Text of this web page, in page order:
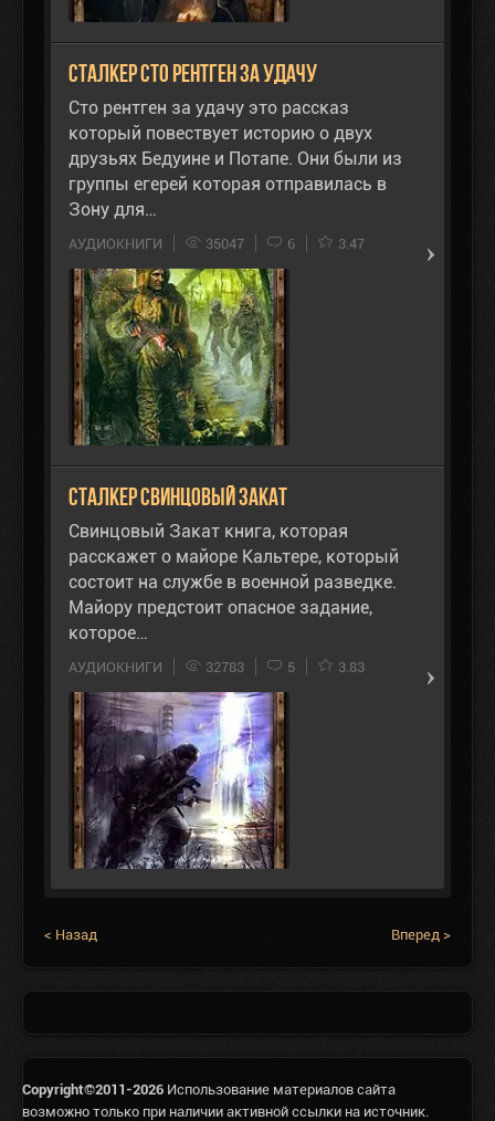
Сталкер Сто рентген за удачу
Сто рентген за удачу это рассказ
который повествует историю о двух
друзьях Бедуине и Потапе. Они были из
группы егерей которая отправилась в
Зону для…
АУДИОКНИГИ 35047 6 3.47
Сталкер Свинцовый Закат
Свинцовый Закат книга, которая
расскажет о майоре Кальтере, который
состоит на службе в военной разведке.
Майору предстоит опасное задание,
которое…
АУДИОКНИГИ 32783 5 3.83
< Назад Вперед >
Copyright©2011-2026 Использование материалов сайта
возможно только при наличии активной ссылки на источник.